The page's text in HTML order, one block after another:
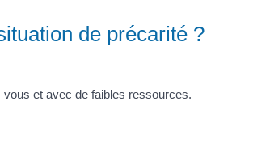
de précarité ?
et avec de faibles ressources.